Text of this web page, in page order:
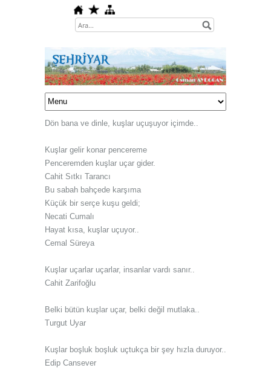
Dön bana ve dinle, kuşlar uçuşuyor içimde..
Kuşlar gelir konar pencereme
Penceremden kuşlar uçar gider.
Cahit Sıtkı Tarancı
Bu sabah bahçede karşıma
Küçük bir serçe kuşu geldi;
Necati Cumalı
Hayat kısa, kuşlar uçuyor..
Cemal Süreya
Kuşlar uçarlar uçarlar, insanlar vardı sanır..
Cahit Zarifoğlu
Belki bütün kuşlar uçar, belki değil mutlaka..
Turgut Uyar
Kuşlar boşluk boşluk uçtukça bir şey hızla duruyor..
Edip Cansever